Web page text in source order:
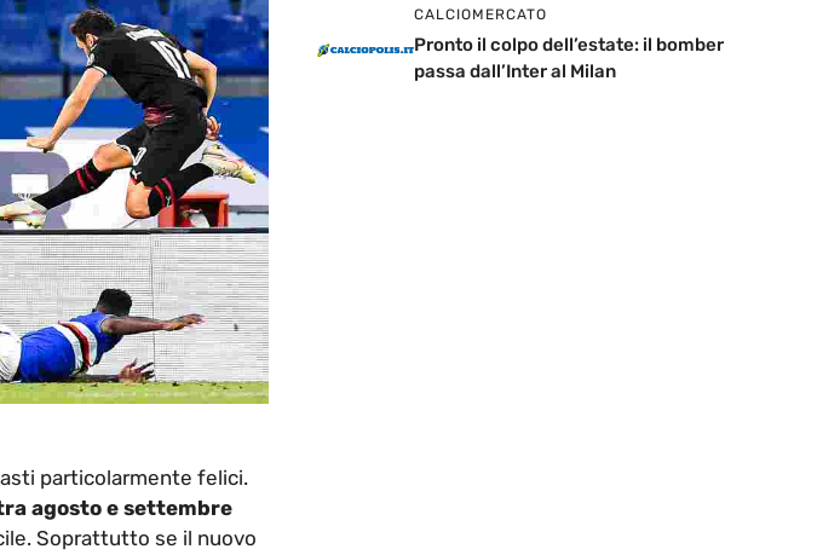
particolarmente felici.
agosto e settembre
Soprattutto se il nuovo
CALCIOMERCATO
Pronto il colpo dell’estate: il bomber
passa dall’Inter al Milan